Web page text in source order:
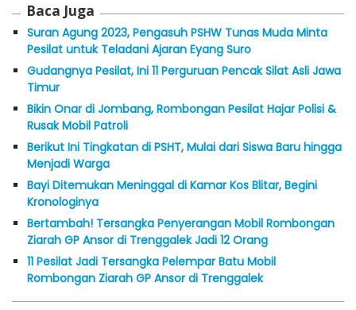
Baca Juga
Suran Agung 2023, Pengasuh PSHW Tunas Muda Minta
Pesilat untuk Teladani Ajaran Eyang Suro
Gudangnya Pesilat, Ini 11 Perguruan Pencak Silat Asli Jawa
Timur
Bikin Onar di Jombang, Rombongan Pesilat Hajar Polisi &
Rusak Mobil Patroli
Berikut Ini Tingkatan di PSHT, Mulai dari Siswa Baru hingga
Menjadi Warga
Bayi Ditemukan Meninggal di Kamar Kos Blitar, Begini
Kronologinya
Bertambah! Tersangka Penyerangan Mobil Rombongan
Ziarah GP Ansor di Trenggalek Jadi 12 Orang
11 Pesilat Jadi Tersangka Pelempar Batu Mobil
Rombongan Ziarah GP Ansor di Trenggalek